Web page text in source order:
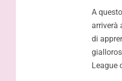
A
arriverà
di
League